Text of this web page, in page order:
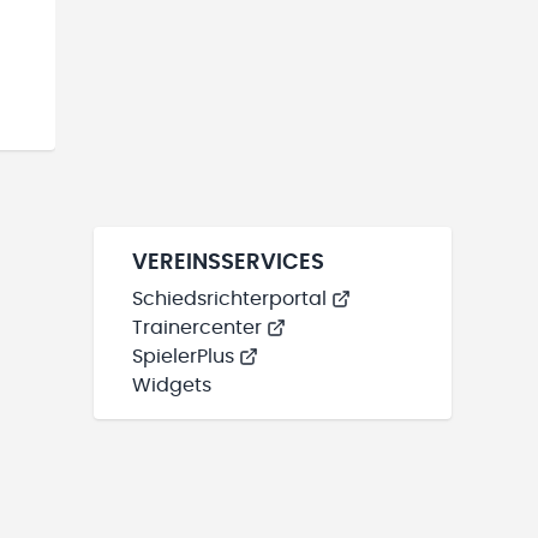
VEREINSSERVICES
Schiedsrichterportal
Trainercenter
SpielerPlus
Widgets